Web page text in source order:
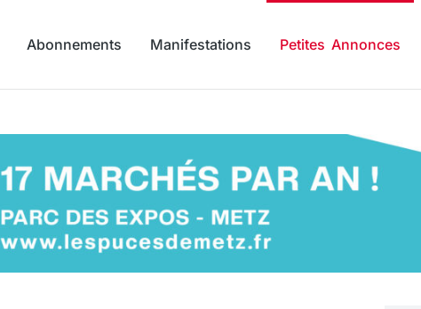
Abonnements Manifestations Petites Annonces